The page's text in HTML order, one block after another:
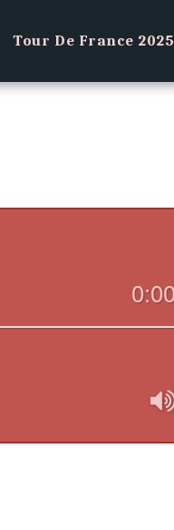
Tour De France 2025